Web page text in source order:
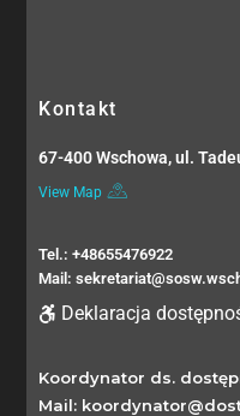
Kontakt
67-400 Wschowa, ul.
View Map
Tel.: +48655476922
Mail:
Deklaracja
Koordynator ds.
Mail: